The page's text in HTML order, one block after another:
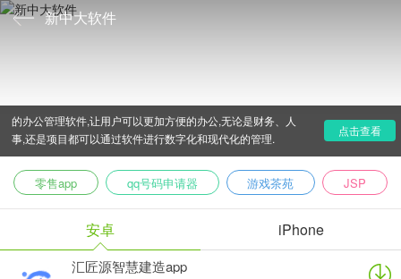
新中大软件
无论是是大型企业还是中小型企业都可以在这里找到合适自己
的办公管理软件,让用户可以更加方便的办公,无论是财务、人
事,还是项目都可以通过软件进行数字化和现代化的管理.
点击查看
零售app qq号码申请器 游戏茶苑 JSP
安卓 iPhone
汇匠源智慧建造app